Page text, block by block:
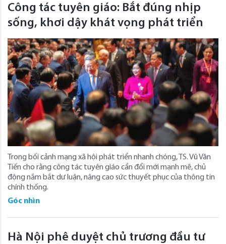
Công tác tuyên giáo: Bắt đúng nhịp
sống, khơi dậy khát vọng phát triển
Trong bối cảnh mạng xã hội phát triển nhanh chóng, TS. Vũ Văn
Tiến cho rằng công tác tuyên giáo cần đổi mới mạnh mẽ, chủ
động nắm bắt dư luận, nâng cao sức thuyết phục của thông tin
chính thống.
Góc nhìn
Hà Nội phê duyệt chủ trương đầu tư